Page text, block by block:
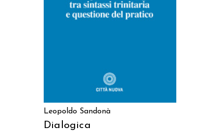
AGGIUNGI AL CARRELLO
Leopoldo Sandonà
Dialogica